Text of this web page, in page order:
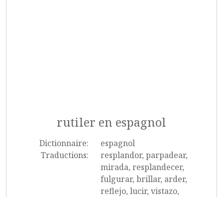
rutiler en espagnol
Dictionnaire:
espagnol
Traductions:
resplandor, parpadear,
mirada, resplandecer,
fulgurar, brillar, arder,
reflejo, lucir, vistazo,